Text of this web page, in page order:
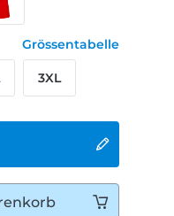
Grössentabelle
3XL